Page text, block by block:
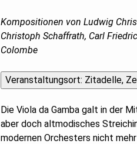
Kompositionen von Ludwig
Christoph Schaffrath, Carl
Colombe
Die Viola da Gamba galt in der
aber doch altmodisches
modernen Orchesters nicht